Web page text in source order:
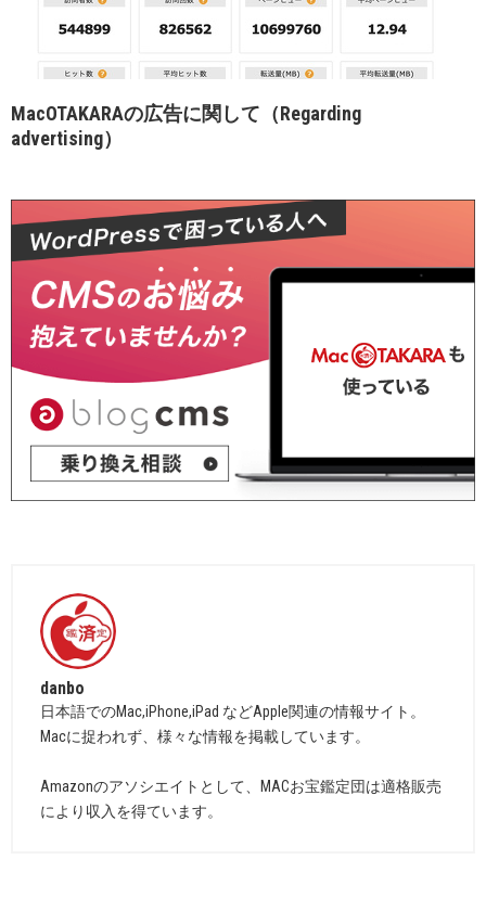
MacOTAKARAの広告に関して（Regarding
advertising）
danbo
日本語でのMac,iPhone,iPad などApple関連の情報サイト。
Macに捉われず、様々な情報を掲載しています。
Amazonのアソシエイトとして、MACお宝鑑定団は適格販売
により収入を得ています。